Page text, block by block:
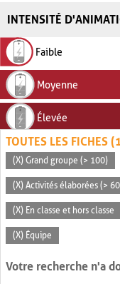
INTENSITÉ
Faible
Moyenne
Élevée
TOUTES LES FICHES
(X) Grand groupe (> 100)
(X) Activités élaborées (>
(X) En classe et hors classe
(X) Équipe
Votre recherche n'a